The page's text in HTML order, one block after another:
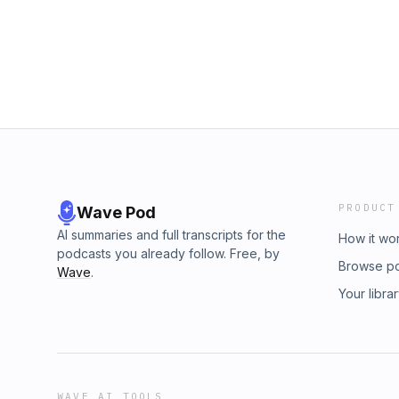
Wave Pod
AI summaries and full transcripts for the
podcasts you already follow. Free, by
Wave.
PRODUCT
How it
Browse
Your
WAVE AI TOOLS